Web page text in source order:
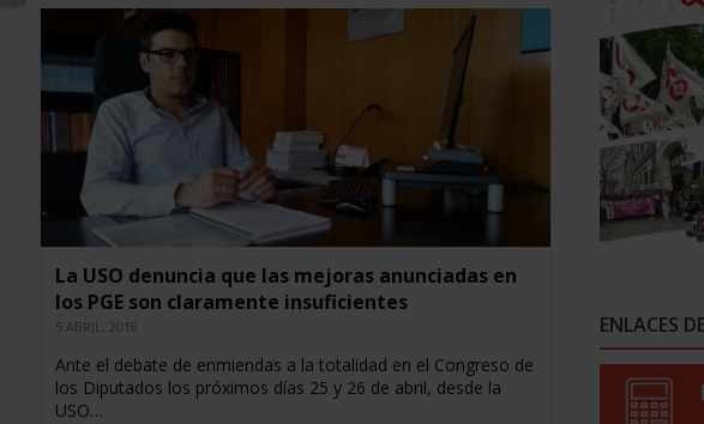
La USO denuncia que las mejoras anunciadas en
los PGE son claramente insuficientes
5 ABRIL, 2018
Ante el debate de enmiendas a la totalidad en el Congreso de
los Diputados los próximos días 25 y 26 de abril, desde la
USO…
ENLACES